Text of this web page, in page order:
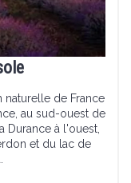
naturelle de France
au sud-ouest de
Durance à l'ouest,
et du lac de